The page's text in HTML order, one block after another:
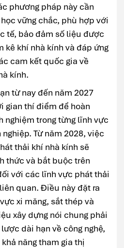
phương pháp này cần
vững chắc, phù hợp với
tế, bảo đảm số liệu được
kê khí nhà kính và đáp ứng
cam kết quốc gia về
kính.
từ nay đến năm 2027
gian thí điểm để hoàn
nghiệm trong từng lĩnh vực
Từ năm 2028, việc
thải khí nhà kính sẽ
thức và bắt buộc trên
với các lĩnh vực phát thải
quan. Điều này đặt ra
xi măng, sắt thép và
xây dựng nói chung phải
dài hạn về công nghệ,
năng tham gia thị